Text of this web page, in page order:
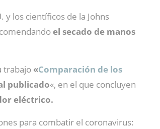
y los científicos de la Johns
el secado de manos
trabajo «Comparación de los
publicado«, en el que concluyen
eléctrico.
para combatir el coronavirus: